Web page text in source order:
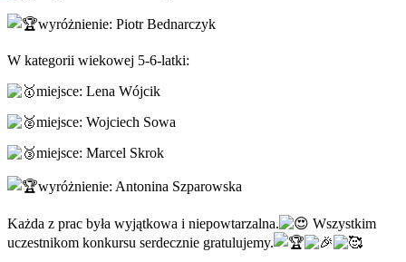
wyróżnienie: Piotr Bednarczyk
W kategorii wiekowej 5-6-latki:
miejsce: Lena Wójcik
miejsce: Wojciech Sowa
miejsce: Marcel Skrok
wyróżnienie: Antonina Szparowska
Każda z prac była wyjątkowa i niepowtarzalna.
Wszystkim
uczestnikom konkursu serdecznie gratulujemy.